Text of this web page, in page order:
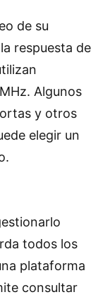
de su
respuesta de
Algunos
y otros
elegir un
todos los
plataforma
consultar